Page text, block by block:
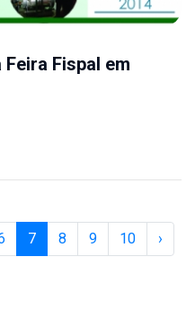
Fispal em
7 8 9 10 ›